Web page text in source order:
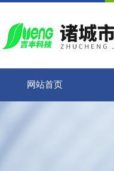
网站首页